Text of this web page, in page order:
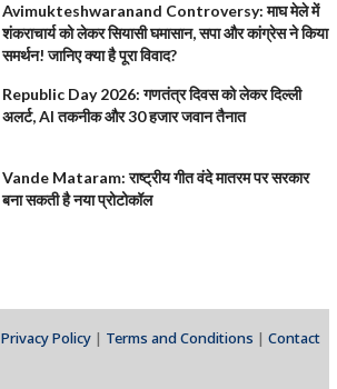
Avimukteshwaranand Controversy: माघ मेले में
शंकराचार्य को लेकर सियासी घमासान, सपा और कांग्रेस ने किया
समर्थन! जानिए क्या है पूरा विवाद?
Republic Day 2026: गणतंत्र दिवस को लेकर दिल्ली
अलर्ट, AI तकनीक और 30 हजार जवान तैनात
Vande Mataram: राष्ट्रीय गीत वंदे मातरम पर सरकार
बना सकती है नया प्रोटोकॉल
Privacy Policy| Terms and Conditions | Contact